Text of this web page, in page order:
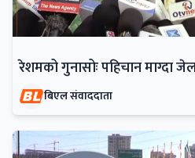
रेशमको गुनासोः पहिचान माग्दा
बिएल संवाददाता